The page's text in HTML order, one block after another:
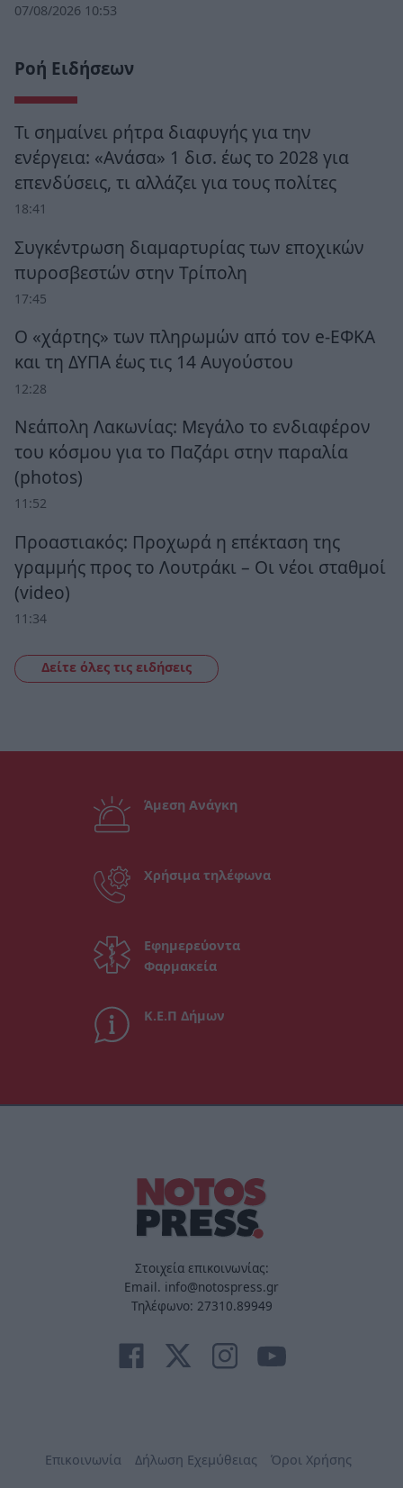
07/08/2026 10:53
Ροή Ειδήσεων
Τι σημαίνει ρήτρα διαφυγής για την
ενέργεια: «Ανάσα» 1 δισ. έως το 2028 για
επενδύσεις, τι αλλάζει για τους πολίτες
18:41
Συγκέντρωση διαμαρτυρίας των εποχικών
πυροσβεστών στην Τρίπολη
17:45
Ο «χάρτης» των πληρωμών από τον e-ΕΦΚΑ
και τη ΔΥΠΑ έως τις 14 Αυγούστου
12:28
Νεάπολη Λακωνίας: Μεγάλο το ενδιαφέρον
του κόσμου για το Παζάρι στην παραλία
(photos)
11:52
Προαστιακός: Προχωρά η επέκταση της
γραμμής προς το Λουτράκι – Οι νέοι σταθμοί
(video)
11:34
Δείτε όλες τις ειδήσεις
Άμεση Ανάγκη
Χρήσιμα τηλέφωνα
Εφημερεύοντα
Φαρμακεία
Κ.Ε.Π Δήμων
Στοιχεία επικοινωνίας:
Email. info@notospress.gr
Τηλέφωνο: 27310.89949
Επικοινωνία Δήλωση Εχεμύθειας Όροι Χρήσης